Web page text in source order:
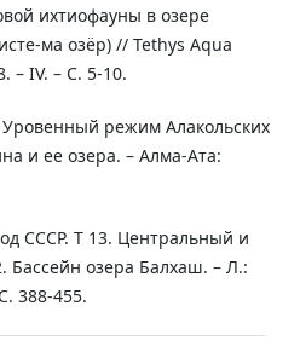
ихтиофауны в озере
ма озёр) // Tethys Aqua
– IV. – C. 5-10.
режим Алакольских
и ее озера. – Алма-Ата:
СССР. Т 13. Центральный и
озера Балхаш. – Л.:
388-455.